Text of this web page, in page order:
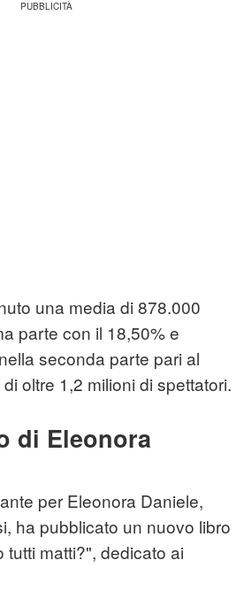
una media di 878.000
parte con il 18,50% e
seconda parte pari al
oltre 1,2 milioni di spettatori.
di Eleonora
per Eleonora Daniele,
ha pubblicato un nuovo libro
tutti matti?", dedicato ai